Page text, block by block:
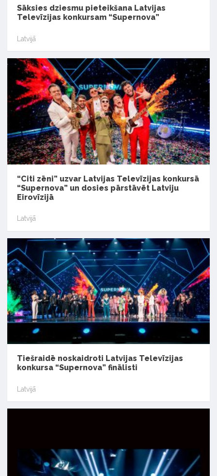
Sāksies dziesmu pieteikšana Latvijas
Televīzijas konkursam “Supernova”
Latvijā
“Citi zēni” uzvar Latvijas Televīzijas konkursā
“Supernova” un dosies pārstāvēt Latviju
Eirovīzijā
Latvijā
Tiešraidē noskaidroti Latvijas Televīzijas
konkursa “Supernova” finālisti
Latvijā